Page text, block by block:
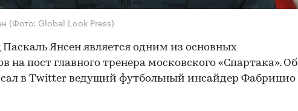
(Фото: Global Look Press)
Паскаль Янсен является одним из основных
на пост главного тренера московского «Спартака». Об
в Twitter ведущий футбольный инсайдер Фабрицио